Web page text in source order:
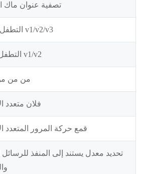
تصفية عنوان ماك
IGMP التطفل v1/v2/v3
MLD التطفل v1/v2
، من من
فلان متعدد
قمع حركة المرور المتعدد
تحديد معدل يستند إلى المنفذ للرسائل